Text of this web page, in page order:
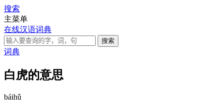
搜索
主菜单
在线汉语词典
词典
白虎的意思
báihǔ